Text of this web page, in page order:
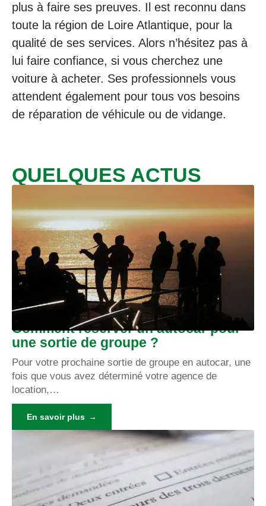
plus à faire ses preuves. Il est reconnu dans
toute la région de Loire Atlantique, pour la
qualité de ses services. Alors n’hésitez pas à
lui faire confiance, si vous cherchez une
voiture à acheter. Ses professionnels vous
attendent également pour tous vos besoins
de réparation de véhicule ou de vidange.
QUELQUES ACTUS
Comment réserver un autocar pour
une sortie de groupe ?
Pour votre prochaine sortie de groupe en autocar, une
fois que vous avez déterminé votre agence de
location,…
En savoir plus